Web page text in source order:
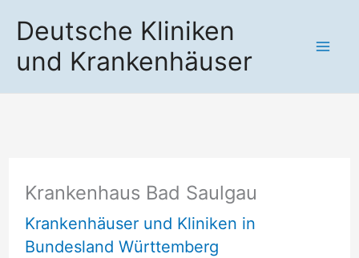
Inhalt
springen
Deutsche Kliniken
und Krankenhäuser
Krankenhaus Bad Saulgau
Krankenhäuser und Kliniken in
Bundesland Württemberg